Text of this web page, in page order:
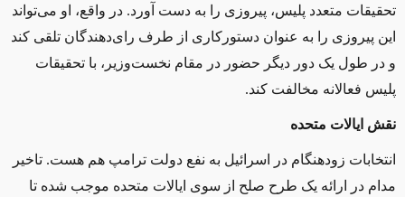
تحقیقات متعدد پلیس، پیروزی را به دست آورد. در واقع، او می‌تواند
این پیروزی را به عنوان دستورکاری از طرف رای‌دهندگان تلقی کند
و در طول یک دور دیگر حضور در مقام نخست‌وزیر، با تحقیقات
پلیس فعالانه مخالفت کند.
نقش ایالات متحده
انتخابات زودهنگام در اسرائیل به نفع دولت ترامپ هم هست. تاخیر
مدام در ارائه یک طرح صلح از سوی ایالات متحده موجب شده تا